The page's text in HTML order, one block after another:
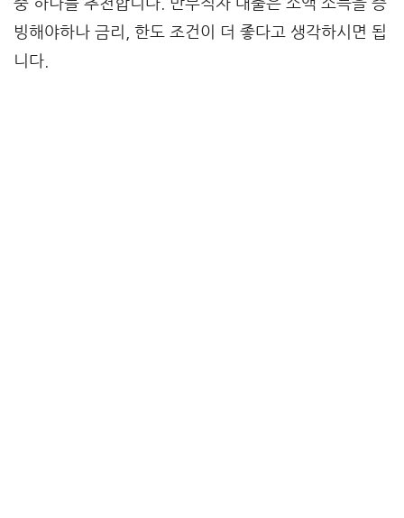
중 하나를 추천합니다. 반무직자 대출은 소액 소득을 증
빙해야하나 금리, 한도 조건이 더 좋다고 생각하시면 됩
니다.